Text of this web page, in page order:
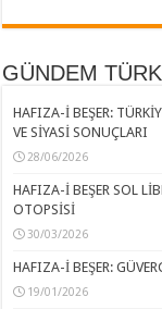
GÜNDEM
HAFIZA-İ BEŞER:
VE SİYASİ SONUÇLARI
28/06/2026
HAFIZA-İ BEŞER SOL
OTOPSİSİ
30/03/2026
HAFIZA-İ BEŞER:
19/01/2026